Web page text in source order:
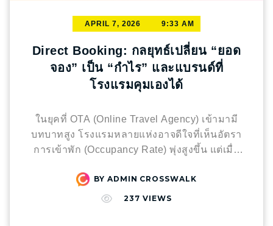
Operation Nightmare เสียเวลาไปกับการดีลงาน
ตามบรีฟ และตรวจงานจนไม่มีเวลาโฟกัสกลยุทธ์
ภาพรวม 5 หลักคิด เลือก Influencer ให้ “ได้ผล
จริง” (The Quality Framework) การเปลี่ยน “ค่า
ใช้จ่าย” ให้เป็น “การลงทุน” ต้องเริ่มจาก 5 เสา
ติดตามหลักแสนอาจสู้หลักหมื่นที่ “ตรงกลุ่ม” ไม่ได้
สิ่งที่คุณต้องเจาะลึกคือ Demographics: เพศ อายุ
และที่อยู่ของฐานแฟนคลับ Buying Power:
ครั้ง Micro หรือ Nano Influencer มีความสัมพันธ์
ที่ใกล้ชิดกับผู้ติดตาม (Intimacy) สูงกว่าดาราใหญ่
APRIL 7, 2026 9:33 AM
Direct Booking: กลยุทธ์เปลี่ยน “ยอด
จอง” เป็น “กำไร” และแบรนด์ที่
โรงแรมคุมเองได้
ในยุคที่ OTA (Online Travel Agency) เข้ามามี
บทบาทสูง โรงแรมหลายแห่งอาจดีใจที่เห็นอัตรา
การเข้าพัก (Occupancy Rate) พุ่งสูงขึ้น แต่เมื่อ
แต่กำไรกลับไม่เติบโตตาม” คำถามสำคัญที่ผู้
ประกอบการโรงแรมยุคใหม่ต้องตอบให้ได้คือ คุณ
BY ADMIN CROSSWALK
237 VIEWS